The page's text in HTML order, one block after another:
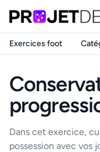
Exercices foot
Dans cet exercice,
possession avec vos